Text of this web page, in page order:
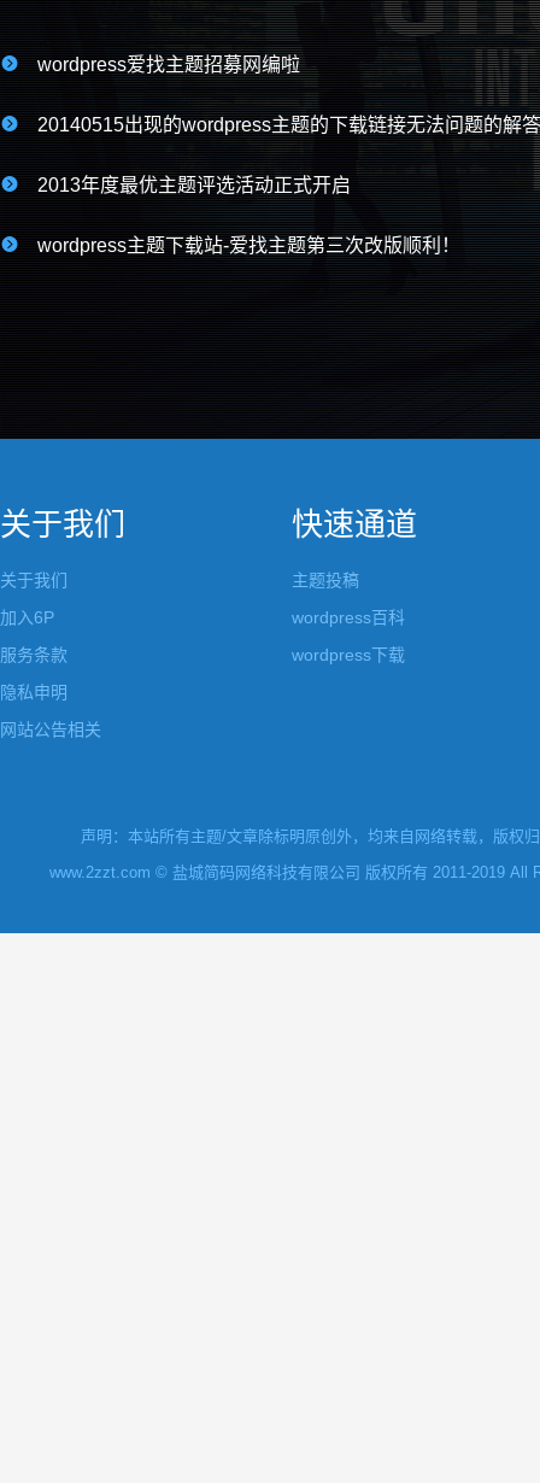
 wordpress爱找主题招募网编啦
 20140515出现的wordpress主题的下载链接无法问题的解
 2013年度最优主题评选活动正式开启
 wordpress主题下载站-爱找主题第三次改版顺利！
关于我们
关于我们
加入6P
服务条款
隐私申明
网站公告相关
快速通道
主题投稿
wordpress百科
wordpress下载
声明：本站所有主题/文章除标明原创外，均来自网络转载，版权
www.2zzt.com © 盐城简码网络科技有限公司 版权所有 2011-2019